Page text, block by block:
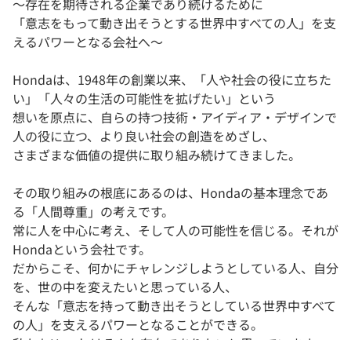
個人向けプラン
学校向けプラン
契約内容・クーポン
〜存在を期待される企業であり続けるために
「意志をもって動き出そうとする世界中すべての人」を支
えるパワーとなる会社へ〜
Hondaは、1948年の創業以来、「人や社会の役に立ちた
い」「人々の生活の可能性を拡げたい」という
想いを原点に、自らの持つ技術・アイディア・デザインで
人の役に立つ、より良い社会の創造をめざし、
さまざまな価値の提供に取り組み続けてきました。
その取り組みの根底にあるのは、Hondaの基本理念であ
る「人間尊重」の考えです。
常に人を中心に考え、そして人の可能性を信じる。それが
Hondaという会社です。
だからこそ、何かにチャレンジしようとしている人、自分
を、世の中を変えたいと思っている人、
そんな「意志を持って動き出そうとしている世界中すべて
の人」を支えるパワーとなることができる。